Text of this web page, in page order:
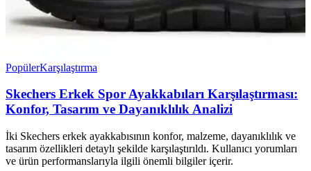
PopülerKarşılaştırma
Skechers Erkek Spor Ayakkabıları Karşılaştırması:
Konfor, Tasarım ve Dayanıklılık Analizi
İki Skechers erkek ayakkabısının konfor, malzeme, dayanıklılık ve
tasarım özellikleri detaylı şekilde karşılaştırıldı. Kullanıcı yorumları
ve ürün performanslarıyla ilgili önemli bilgiler içerir.